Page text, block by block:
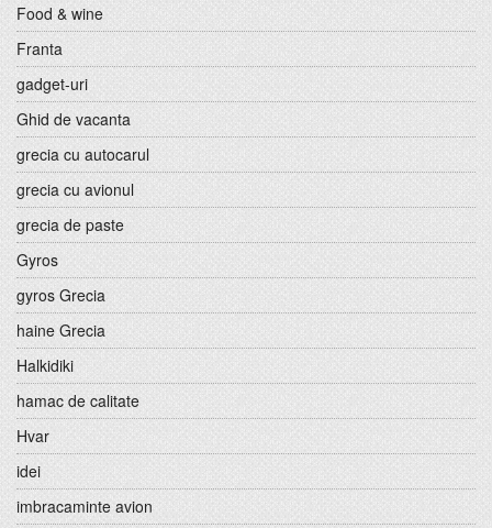
Food & wine
Franta
gadget-uri
Ghid de vacanta
grecia cu autocarul
grecia cu avionul
grecia de paste
Gyros
gyros Grecia
haine Grecia
Halkidiki
hamac de calitate
Hvar
idei
imbracaminte avion